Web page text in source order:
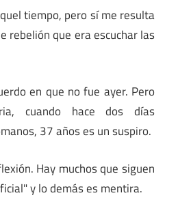
tiempo, pero sí me resulta
rebelión que era escuchar las
en que no fue ayer. Pero
cuando hace dos días
37 años es un suspiro.
Hay muchos que siguen
y lo demás es mentira.